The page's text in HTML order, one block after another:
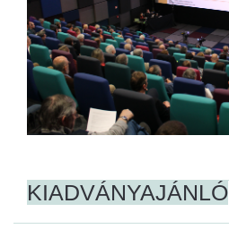
KIADVÁNYAJÁNLÓ